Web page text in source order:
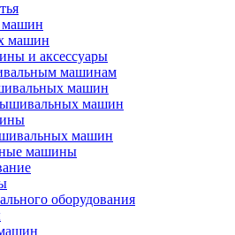
машин
машин
и аксессуары
машинам
машин
машин
машин
машины
оборудования